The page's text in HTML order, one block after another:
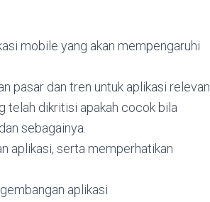
mobile yang akan mempengaruhi
pasar dan tren untuk aplikasi relevan
telah dikritisi apakah cocok bila
sebagainya.
aplikasi, serta memperhatikan
aplikasi